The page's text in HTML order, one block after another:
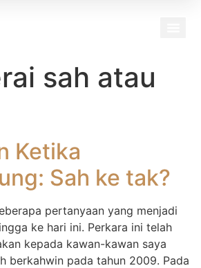
sah atau
Ketika
Sah ke tak?
pertanyaan yang menjadi
ke hari ini. Perkara ini telah
kepada kawan-kawan saya
berkahwin pada tahun 2009. Pada